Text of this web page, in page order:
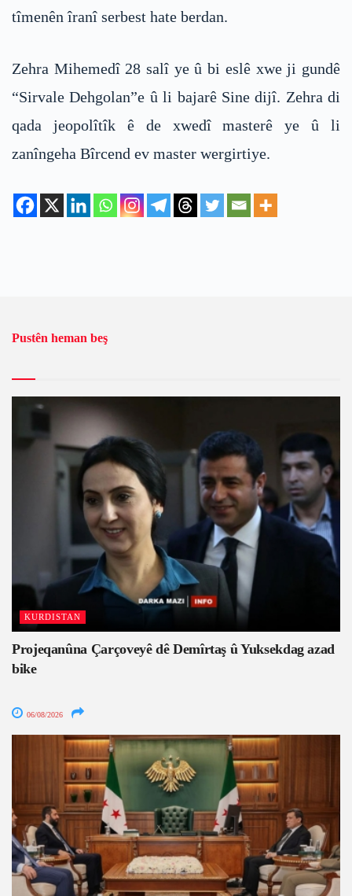
tîmenên îranî serbest hate berdan.
Zehra Mihemedî 28 salî ye û bi eslê xwe ji gundê
“Sirvale Dehgolan”e û li bajarê Sine dijî. Zehra di
qada jeopolîtîk ê de xwedî masterê ye û li
zanîngeha Bîrcend ev master wergirtiye.
Pustên heman beş
KURDISTAN
Projeqanûna Çarçoveyê dê Demîrtaş û Yuksekdag azad
bike
06/08/2026